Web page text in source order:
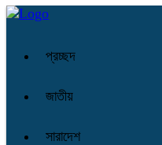
প্রচ্ছদ
জাতীয়
সারাদেশ